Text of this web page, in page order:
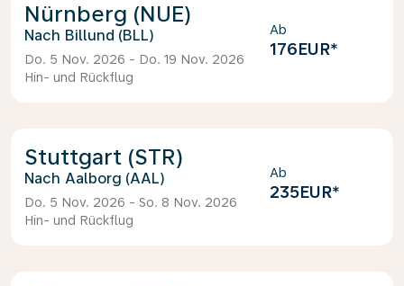
Nürnberg (NUE)
Billund (BLL)
Do. 5 Nov. 2026 - Do. 19 Nov. 2026
Hin- und Rückflug
Ab
176EUR*
Stuttgart (STR)
Aalborg (AAL)
Do. 5 Nov. 2026 - So. 8 Nov. 2026
Hin- und Rückflug
Ab
235EUR*